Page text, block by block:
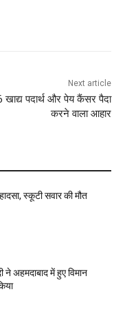
Next article
खाद्य पदार्थ और पेय कैंसर पैदा
करने वाला आहार
स्कूटी सवार की मौत
ने अहमदाबाद में हुए विमान